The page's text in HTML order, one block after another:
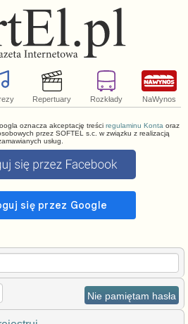
Repertuary Rozkłady NaWynos
oznacza akceptację treści regulaminu Konta oraz
przez SOFTEL s.c. w związku z realizacją
usług.
Nie pamiętam hasła